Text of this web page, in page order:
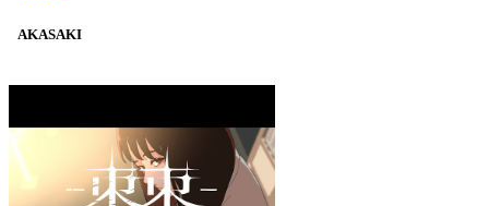
AKASAKI